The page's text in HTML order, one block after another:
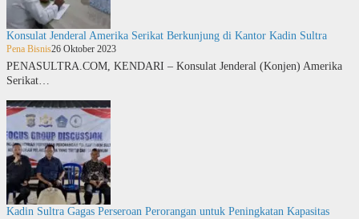
Konsulat Jenderal Amerika Serikat Berkunjung di Kantor Kadin Sultra
Pena Bisnis26 Oktober 2023
PENASULTRA.COM, KENDARI – Konsulat Jenderal (Konjen) Amerika
Serikat…
Kadin Sultra Gagas Perseroan Perorangan untuk Peningkatan Kapasitas